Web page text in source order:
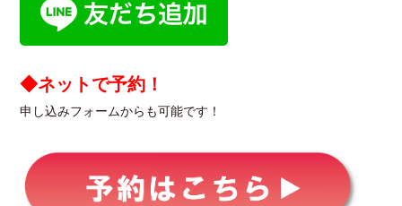
◆ネットで予約！
申し込みフォームからも可能です！